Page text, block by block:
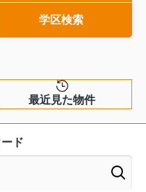
市街化区域との違...
き
体
もちろん、すでに物件探
方にとっても、リスクを
中古住宅を購入するため
学区検索
最近見た物件
ド